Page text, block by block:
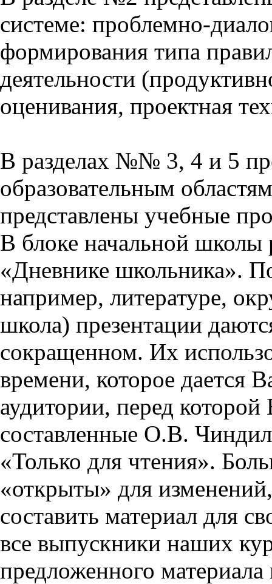
системе: проблемно-
формирования типа
деятельности
оценивания, проектная
В разделах №№ 3, 4 и 5
образовательным
представлены учебные
В блоке начальной школы
«Дневнике школьника».
например, литературе,
школа) презентации
сокращенном. Их
времени, которое дается
аудитории, перед
составленные О.В.
«Только для чтения».
«открыты» для
составить материал для
все выпускники наших
предложенного